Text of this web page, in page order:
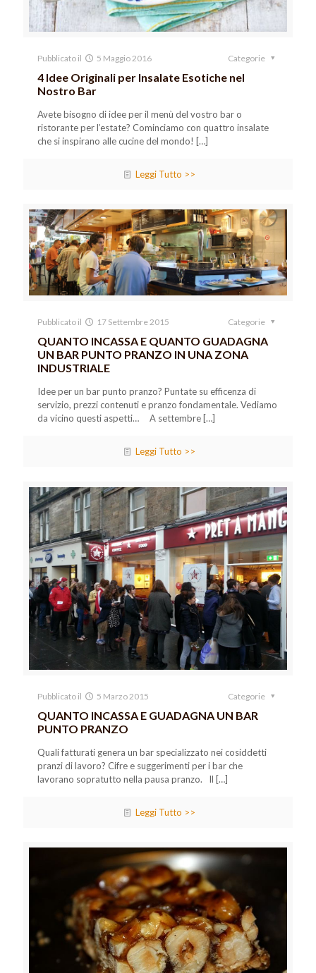
Pubblicato il 5 Maggio 2016 Categorie
4 Idee Originali per Insalate Esotiche nel
Nostro Bar
Avete bisogno di idee per il menù del vostro bar o
ristorante per l’estate? Cominciamo con quattro insalate
che si inspirano alle cucine del mondo! […]
Leggi Tutto >>
Pubblicato il 17 Settembre 2015 Categorie
QUANTO INCASSA E QUANTO GUADAGNA
UN BAR PUNTO PRANZO IN UNA ZONA
INDUSTRIALE
Idee per un bar punto pranzo? Puntate su efficenza di
servizio, prezzi contenuti e pranzo fondamentale. Vediamo
da vicino questi aspetti… A settembre […]
Leggi Tutto >>
Pubblicato il 5 Marzo 2015 Categorie
QUANTO INCASSA E GUADAGNA UN BAR
PUNTO PRANZO
Quali fatturati genera un bar specializzato nei cosiddetti
pranzi di lavoro? Cifre e suggerimenti per i bar che
lavorano sopratutto nella pausa pranzo. Il […]
Leggi Tutto >>